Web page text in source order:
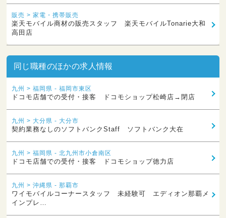
販売 > 家電・携帯販売
楽天モバイル商材の販売スタッフ 楽天モバイルTonarie大和
高田店
同じ職種のほかの求人情報
九州 > 福岡県 - 福岡市東区
ドコモ店舗での受付・接客 ドコモショップ松崎店→閉店
九州 > 大分県 - 大分市
契約業務なしのソフトバンクStaff ソフトバンク大在
九州 > 福岡県 - 北九州市小倉南区
ドコモ店舗での受付・接客 ドコモショップ徳力店
九州 > 沖縄県 - 那覇市
ワイモバイルコーナースタッフ 未経験可 エディオン那覇メ
インプレ…